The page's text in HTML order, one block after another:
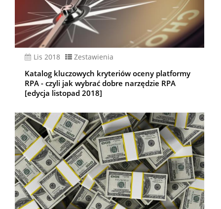
lis 2018 Zestawienia
Katalog kluczowych kryteriów oceny platformy
RPA - czyli jak wybrać dobre narzędzie RPA
[edycja listopad 2018]